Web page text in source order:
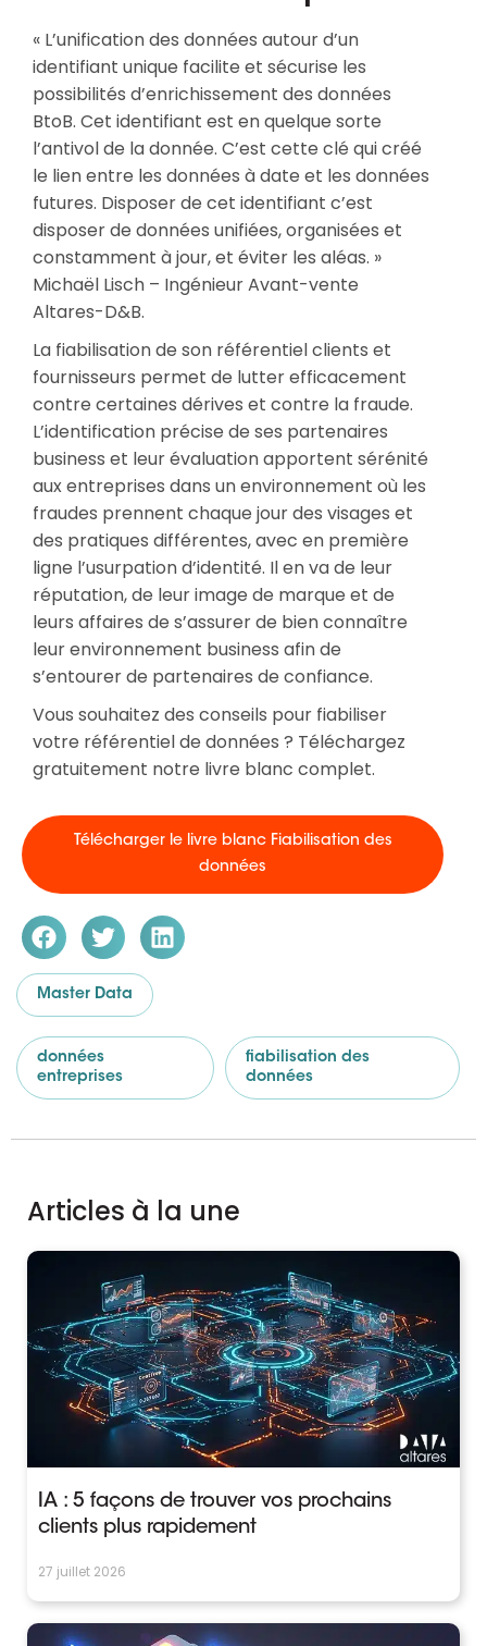
« L’unification des données autour d’un
identifiant unique facilite et sécurise les
possibilités d’enrichissement des données
BtoB. Cet identifiant est en quelque sorte
l’antivol de la donnée. C’est cette clé qui créé
le lien entre les données à date et les données
futures. Disposer de cet identifiant c’est
disposer de données unifiées, organisées et
constamment à jour, et éviter les aléas. »
Michaël Lisch – Ingénieur Avant-vente
Altares-D&B.
La fiabilisation de son référentiel clients et
fournisseurs permet de lutter efficacement
contre certaines dérives et contre la fraude.
L’identification précise de ses partenaires
business et leur évaluation apportent sérénité
aux entreprises dans un environnement où les
fraudes prennent chaque jour des visages et
des pratiques différentes, avec en première
ligne l’usurpation d’identité. Il en va de leur
réputation, de leur image de marque et de
leurs affaires de s’assurer de bien connaître
leur environnement business afin de
s’entourer de partenaires de confiance.
Vous souhaitez des conseils pour fiabiliser
votre référentiel de données ? Téléchargez
gratuitement notre livre blanc complet.
Télécharger le livre blanc Fiabilisation des
données
Master Data
données
entreprises
fiabilisation des
données
Articles à la une
IA : 5 façons de trouver vos prochains
clients plus rapidement
27 juillet 2026